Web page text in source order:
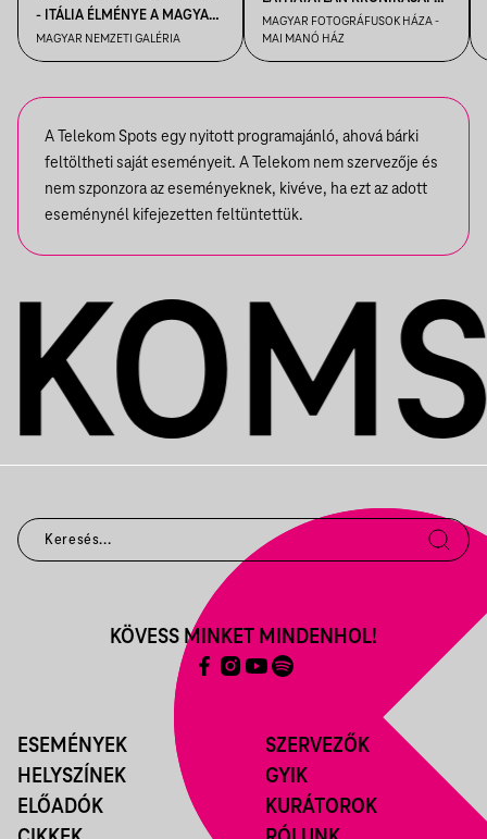
- ITÁLIA ÉLMÉNYE A MAGYAR
MŰVÉSZETBEN
MAGYAR NEMZETI GALÉRIA
KENDE TAMÁS FILMFOTÓS
VEZETÉSE A FELVÉTEL! CÍMŰ
KIÁLLÍTÁSBAN
MAGYAR FOTOGRÁFUSOK HÁZA -
MAI MANÓ HÁZ
A Telekom Spots egy nyitott programajánló, ahová bárki
feltöltheti saját eseményeit. A Telekom nem szervezője és
nem szponzora az eseményeknek, kivéve, ha ezt az adott
eseménynél kifejezetten feltüntettük.
ESEMÉNYEK
HELYSZÍNEK
ELŐADÓK
SZERVEZŐK
GYIK
KURÁTOROK
KÖVESS MINKET MINDENHOL!